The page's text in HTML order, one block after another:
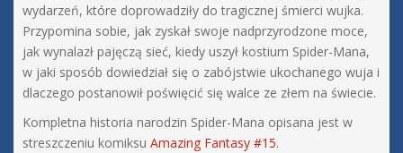
wydarzeń, które doprowadziły do tragicznej śmierci wujka.
Przypomina sobie, jak zyskał swoje nadprzyrodzone moce,
jak wynalazł pajęczą sieć, kiedy uszył kostium Spider-Mana,
w jaki sposób dowiedział się o zabójstwie ukochanego wuja i
dlaczego postanowił poświęcić się walce ze złem na świecie.
Kompletna historia narodzin Spider-Mana opisana jest w
streszczeniu komiksu Amazing Fantasy #15.